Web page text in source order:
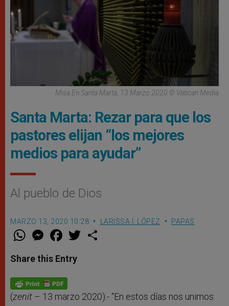
Misa En Santa Marta, 13 Marzo 2020 © Vatican Media
Santa Marta: Rezar para que los
pastores elijan “los mejores
medios para ayudar”
Al pueblo de Dios
MARZO 13, 2020 10:28 LARISSA I. LÓPEZ PAPAS
W
t
s
p
p
M
e
s
e
g
e
r
F
a
e
b
o
k
w
Share this Entry
(zenit – 13 marzo 2020).- “En estos días nos unimos